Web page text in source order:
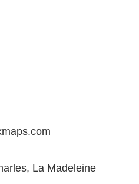
La Madeleine